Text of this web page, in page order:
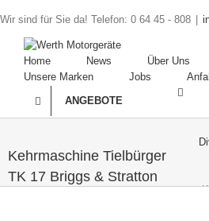
Wir sind für Sie da! Telefon: 0 64 45 - 808
Home News Über Uns
Unsere Marken
Jobs
ANGEBOTE
Kehrmaschine Tielbürger
TK 17 Briggs & Stratton